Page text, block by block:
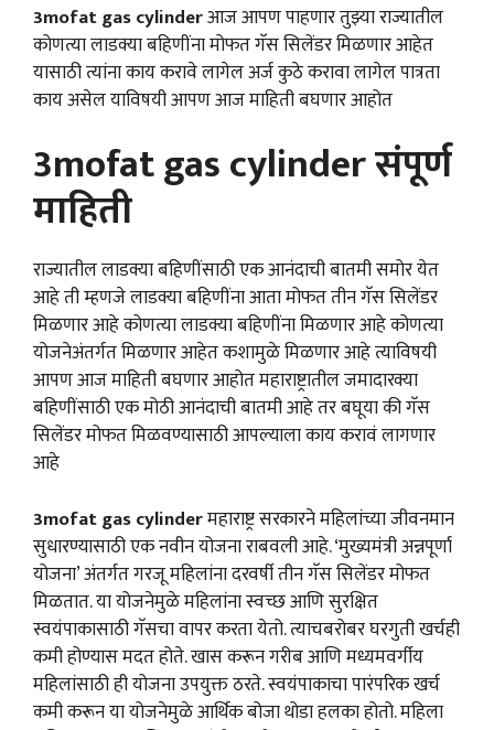
3mofat gas cylinderआज आपण पाहणार तुझ्या राज्यातील
कोणत्या लाडक्या बहिणींना मोफत गॅस सिलेंडर मिळणार आहेत
यासाठी त्यांना काय करावे लागेल अर्ज कुठे करावा लागेल पात्रता
काय असेल याविषयी आपण आज माहिती बघणार आहोत
3mofat gas cylinder संपूर्ण
माहिती
राज्यातील लाडक्या बहिणींसाठी एक आनंदाची बातमी समोर येत
आहे ती म्हणजे लाडक्या बहिणींना आता मोफत तीन गॅस सिलेंडर
मिळणार आहे कोणत्या लाडक्या बहिणींना मिळणार आहे कोणत्या
योजनेअंतर्गत मिळणार आहेत कशामुळे मिळणार आहे त्याविषयी
आपण आज माहिती बघणार आहोत महाराष्ट्रातील जमादारक्या
बहिणींसाठी एक मोठी आनंदाची बातमी आहे तर बघूया की गॅस
सिलेंडर मोफत मिळवण्यासाठी आपल्याला काय करावं लागणार
आहे
3mofat gas cylinderमहाराष्ट्र सरकारने महिलांच्या जीवनमान
सुधारण्यासाठी एक नवीन योजना राबवली आहे. ‘मुख्यमंत्री अन्नपूर्णा
योजना’ अंतर्गत गरजू महिलांना दरवर्षी तीन गॅस सिलेंडर मोफत
मिळतात. या योजनेमुळे महिलांना स्वच्छ आणि सुरक्षित
स्वयंपाकासाठी गॅसचा वापर करता येतो. त्याचबरोबर घरगुती खर्चही
कमी होण्यास मदत होते. खास करून गरीब आणि मध्यमवर्गीय
महिलांसाठी ही योजना उपयुक्त ठरते. स्वयंपाकाचा पारंपरिक खर्च
कमी करून या योजनेमुळे आर्थिक बोजा थोडा हलका होतो. महिला